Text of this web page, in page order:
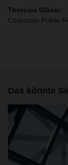
Theresia Gläser
Corporate Public
Das könnte